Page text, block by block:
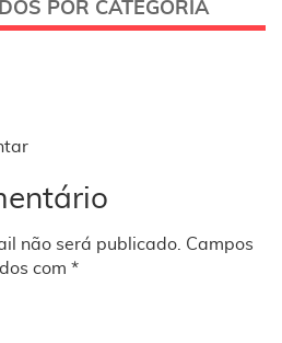
POR CATEGORIA
não será publicado. Campos
com *